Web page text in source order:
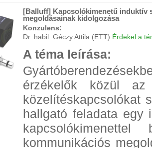
[Balluff] Kapcsolókimenetű induktív
megoldásainak kidolgozása
Konzulens:
Dr. habil. Géczy Attila (ETT) Érdekel a
A téma leírása:
érzékelők közül
közelítéskapcsolókat
hallgató feladata egy
kommunikációs